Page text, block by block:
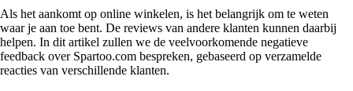
Als het aankomt op online winkelen, is het belangrijk om te weten
waar je aan toe bent. De reviews van andere klanten kunnen daarbij
helpen. In dit artikel zullen we de veelvoorkomende negatieve
feedback over Spartoo.com bespreken, gebaseerd op verzamelde
reacties van verschillende klanten.